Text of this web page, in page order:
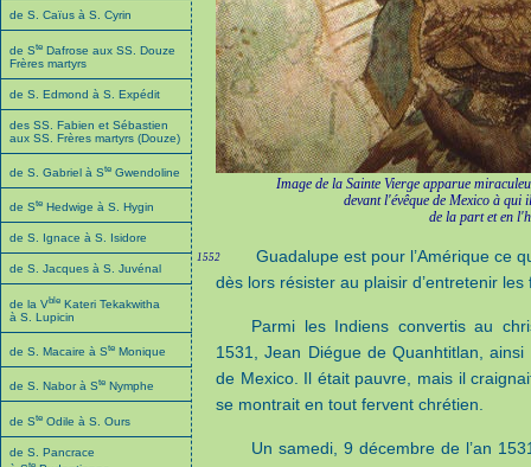
de S. Caïus à S. Cyrin
de Ste Dafrose aux SS. Douze
Frères martyrs
de S. Edmond à S. Expédit
des SS. Fabien et Sébastien
aux SS. Frères martyrs (Douze)
de S. Gabriel à Ste Gwendoline
de Ste Hedwige à S. Hygin
de S. Ignace à S. Isidore
de S. Jacques à S. Juvénal
de la Vble Kateri Tekakwitha
à S. Lupicin
de S. Macaire à Ste Monique
de S. Nabor à Ste Nymphe
de Ste Odile à S. Ours
de S. Pancrace
te
Image de la Sainte Vierge apparue
devant l'évêque de Mexico à qui
de la part et en
1552
Guadalupe est pour l’Amérique ce
dès lors résister au plaisir d’entretenir
Parmi les Indiens convertis au
1531, Jean Diégue de Quanhtitlan,
de Mexico. Il était pauvre, mais il
se montrait en tout fervent chrétien.
Un samedi, 9 décembre de l’an